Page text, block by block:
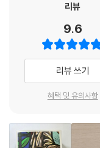
는 원동력이 되었고, 동
인격체인 신 그리고 인류
될 수 있다. 이 같은 ‘신’
기대를 충족하는 존재로
적인 견해에 따라 ‘신’을
---「5장 이슬람의 신, 302
작 《신의 역사》가 교양
고도 탁월한 통찰이 담긴
년간 미국과 유럽뿐 아니
며 종교 분야의 최고 권
는 이번 한국어판은 처음
바로잡은 것은 말할 것도
되살리고 원문의 유려한
《신의 역사》 정본을 읽을
리뷰
9.6
리뷰 쓰기
혜택 및 유의사항